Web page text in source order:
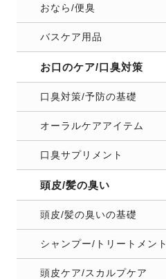
おなら/便臭
バスケア用品
お口のケア/口臭対策
口臭対策/予防の基礎
オーラルケアアイテム
口臭サプリメント
頭皮/髪の臭い
頭皮/髪の臭いの基礎
シャンプー/トリートメント
頭皮ケア/スカルプケア